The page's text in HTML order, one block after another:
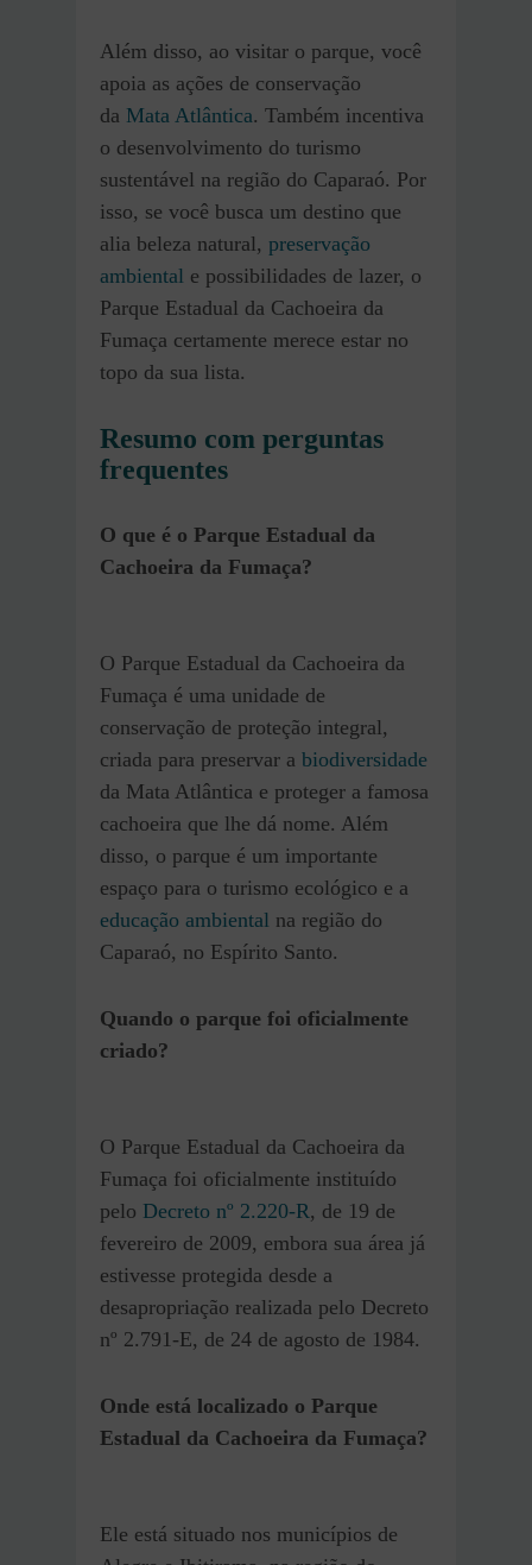
Além disso, ao visitar o parque, você
apoia as ações de conservação
da Mata Atlântica. Também incentiva
o desenvolvimento do turismo
sustentável na região do Caparaó. Por
isso, se você busca um destino que
alia beleza natural, preservação
ambiental e possibilidades de lazer, o
Parque Estadual da Cachoeira da
Fumaça certamente merece estar no
topo da sua lista.
Resumo com perguntas
frequentes
O que é o Parque Estadual da
Cachoeira da Fumaça?
O Parque Estadual da Cachoeira da
Fumaça é uma unidade de
conservação de proteção integral,
criada para preservar a biodiversidade
da Mata Atlântica e proteger a famosa
cachoeira que lhe dá nome. Além
disso, o parque é um importante
espaço para o turismo ecológico e a
educação ambiental na região do
Caparaó, no Espírito Santo.
Quando o parque foi oficialmente
criado?
O Parque Estadual da Cachoeira da
Fumaça foi oficialmente instituído
pelo Decreto nº 2.220-R, de 19 de
fevereiro de 2009, embora sua área já
estivesse protegida desde a
desapropriação realizada pelo Decreto
nº 2.791-E, de 24 de agosto de 1984.
Onde está localizado o Parque
Estadual da Cachoeira da Fumaça?
Ele está situado nos municípios de